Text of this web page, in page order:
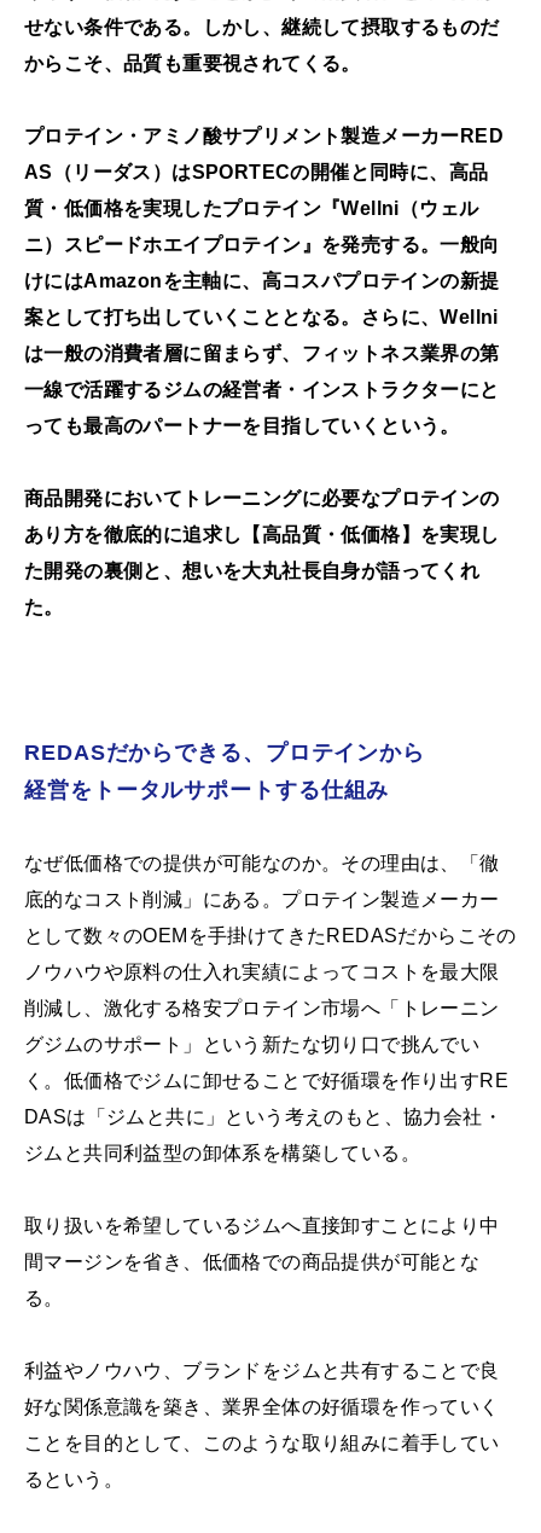
せない条件である。しかし、継続して摂取するものだ
からこそ、品質も重要視されてくる。
プロテイン・アミノ酸サプリメント製造メーカーRED
AS（リーダス）はSPORTECの開催と同時に、高品
質・低価格を実現したプロテイン『Wellni（ウェル
ニ）スピードホエイプロテイン』を発売する。一般向
けにはAmazonを主軸に、高コスパプロテインの新提
案として打ち出していくこととなる。さらに、Wellni
は一般の消費者層に留まらず、フィットネス業界の第
一線で活躍するジムの経営者・インストラクターにと
っても最高のパートナーを目指していくという。
商品開発においてトレーニングに必要なプロテインの
あり方を徹底的に追求し【高品質・低価格】を実現し
た開発の裏側と、想いを大丸社長自身が語ってくれ
た。
REDASだからできる、プロテインから
経営をトータルサポートする仕組み
なぜ低価格での提供が可能なのか。その理由は、「徹
底的なコスト削減」にある。プロテイン製造メーカー
として数々のOEMを手掛けてきたREDASだからこその
ノウハウや原料の仕入れ実績によってコストを最大限
削減し、激化する格安プロテイン市場へ「トレーニン
グジムのサポート」という新たな切り口で挑んでい
く。低価格でジムに卸せることで好循環を作り出すRE
DASは「ジムと共に」という考えのもと、協力会社・
ジムと共同利益型の卸体系を構築している。
取り扱いを希望しているジムへ直接卸すことにより中
間マージンを省き、低価格での商品提供が可能とな
る。
利益やノウハウ、ブランドをジムと共有することで良
好な関係意識を築き、業界全体の好循環を作っていく
ことを目的として、このような取り組みに着手してい
るという。